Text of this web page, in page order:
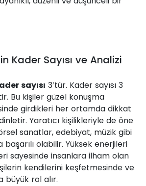
Kader Sayısı ve Analizi
sayısı 3’tür. Kader sayısı 3
Bu kişiler güzel konuşma
girdikleri her ortamda dikkat
Yaratıcı kişilikleriyle de öne
sanatlar, edebiyat, müzik gibi
olabilir. Yüksek enerjileri
sayesinde insanlara ilham olan
kendilerini keşfetmesinde ve
büyük rol alır.